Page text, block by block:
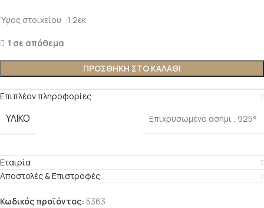
Ύψος στοιχείου :1,2εκ
1 σε απόθεμα
ΠΡΟΣΘΉΚΗ ΣΤΟ ΚΑΛΆΘΙ
Επιπλέον πληροφορίες
ΥΛΙΚΌ Επιχρυσωμένο ασήμι , 925°
Εταιρία
Αποστολές & Επιστροφές
Κωδικός προϊόντος: 5363